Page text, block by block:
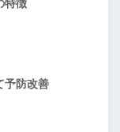
特徴
予防改善